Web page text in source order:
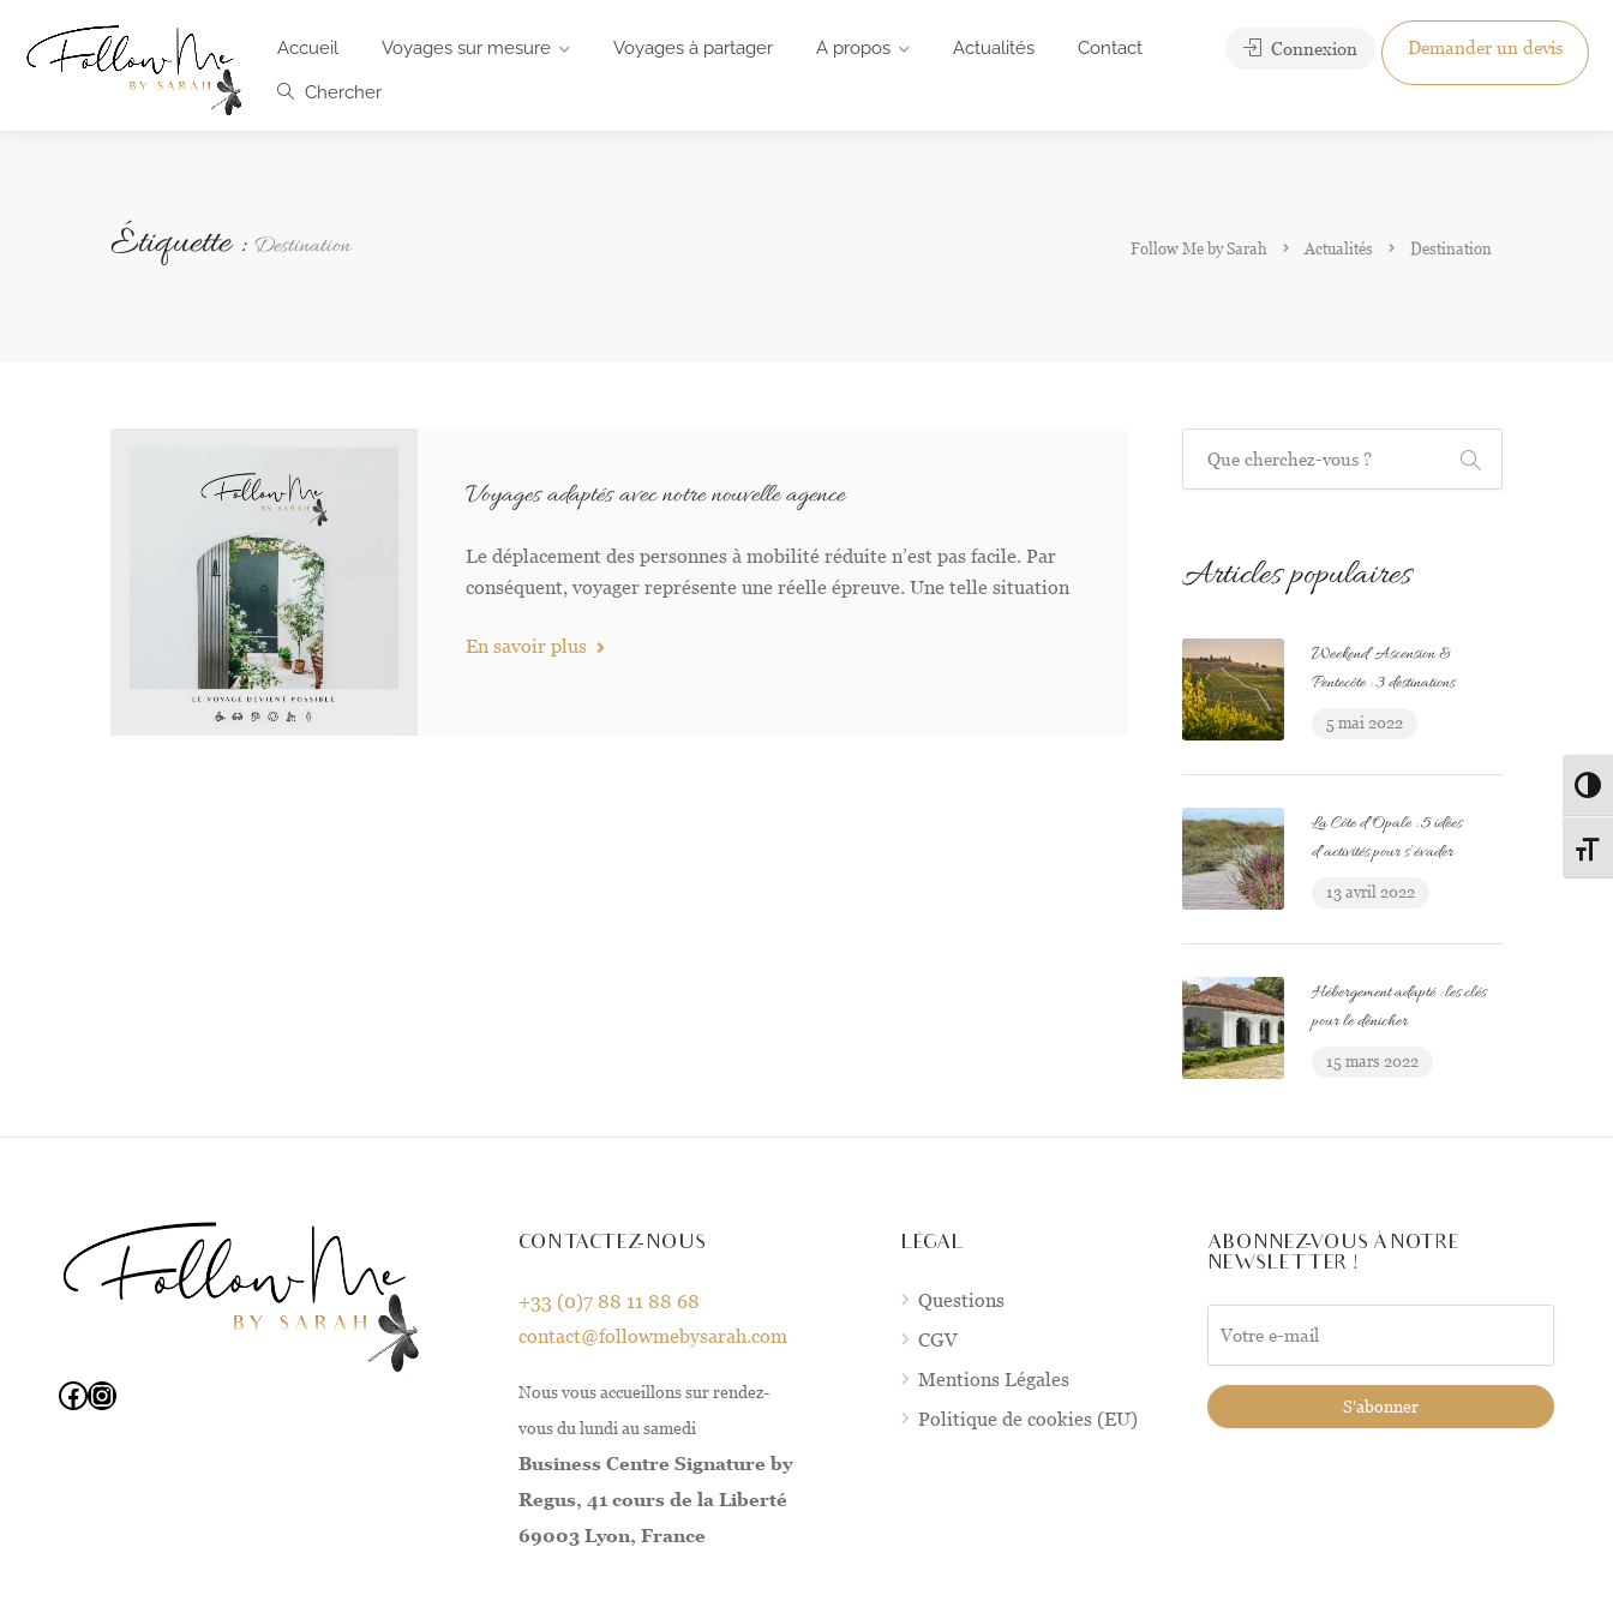
Accueil Voyages sur mesure Voyages à partager A propos Actualités Contact
Chercher
Connexion Demander un devis
Étiquette : Destination Follow Me by Sarah Actualités Destination
Voyages adaptés avec notre nouvelle agence
Le déplacement des personnes à mobilité réduite n’est pas facile. Par
conséquent, voyager représente une réelle épreuve. Une telle situation
En savoir plus
Articles populaires
Weekend Ascension &
Pentecôte : 3 destinations
5 mai 2022
La Côte d’Opale : 5 idées
d’activités pour s’évader
13 avril 2022
Hébergement adapté : les clés
pour le dénicher
15 mars 2022
Facebook
Instagram
CONTACTEZ-NOUS
+33 (0)7 88 11 88 68
contact@followmebysarah.com
Nous vous accueillons sur rendez-
vous du lundi au samedi
Business Centre Signature by
Regus, 41 cours de la Liberté
69003 Lyon, France
LÉGAL
Questions
CGV
Mentions Légales
Politique de cookies (EU)
ABONNEZ-VOUS À NOTRE
NEWSLETTER !